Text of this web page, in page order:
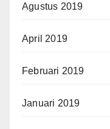
Agustus 2019
April 2019
Februari 2019
Januari 2019